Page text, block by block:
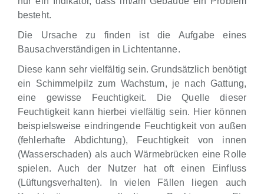
besteht.
Die Ursache zu finden ist die Aufgabe eines
Bausachverständigen in Lichtentanne.
Diese kann sehr vielfältig sein. Grundsätzlich benötigt
ein Schimmelpilz zum Wachstum, je nach Gattung,
eine gewisse Feuchtigkeit. Die Quelle dieser
Feuchtigkeit kann hierbei vielfältig sein. Hier können
beispielsweise eindringende Feuchtigkeit von außen
(fehlerhafte Abdichtung), Feuchtigkeit von innen
(Wasserschaden) als auch Wärmebrücken eine Rolle
spielen. Auch der Nutzer hat oft einen Einfluss
(Lüftungsverhalten). In vielen Fällen liegen auch